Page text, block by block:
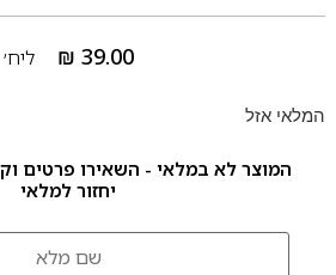
₪ 39.00 ליח׳
המלאי אזל
המוצר לא במלאי - השאירו פרטים
יחזור למלאי